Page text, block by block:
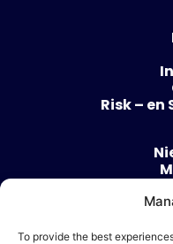
To provide the best
Risk –